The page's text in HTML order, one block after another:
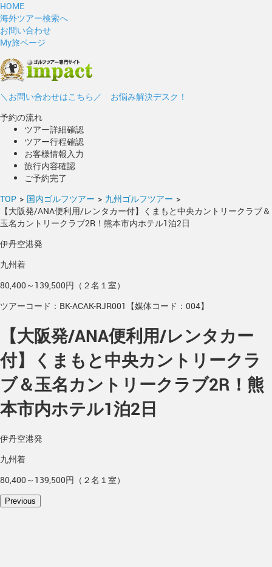
HOME
海外ツアー検索へ
お問い合わせ
My旅ページ
＼お問い合わせはこちら／ お悩み解決デスク！
予約の流れ
ツアー詳細確認
ツアー行程確認
お客様情報入力
旅行内容確認
ご予約完了
TOP > 国内ゴルフツアー > 九州ゴルフツアー >
【大阪発/ANA便利用/レンタカー付】くまもと中央カントリークラブ＆
玉名カントリークラブ2R！熊本市内ホテル1泊2日
伊丹空港発
九州着
80,400～139,500円（２名１室）
ツアーコード：BK-ACAK-RJR001【媒体コード：004】
【大阪発/ANA便利用/レンタカー
付】くまもと中央カントリークラ
ブ＆玉名カントリークラブ2R！熊
本市内ホテル1泊2日
伊丹空港発
九州着
80,400～139,500円（２名１室）
Previous